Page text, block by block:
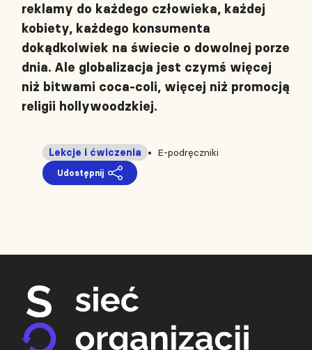
reklamy do każdego człowieka, każdej
kobiety, każdego konsumenta
dokądkolwiek na świecie o dowolnej porze
dnia. Ale globalizacja jest czymś więcej
niż bitwami coca‑coli, więcej niż promocją
religii hollywoodzkiej.
E-podręczniki
Lekcje i ćwiczenia
Udostępnij